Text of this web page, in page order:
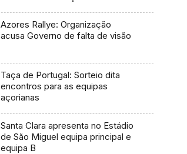
Azores Rallye: Organização
acusa Governo de falta de visão
Taça de Portugal: Sorteio dita
encontros para as equipas
açorianas
Santa Clara apresenta no Estádio
de São Miguel equipa principal e
equipa B